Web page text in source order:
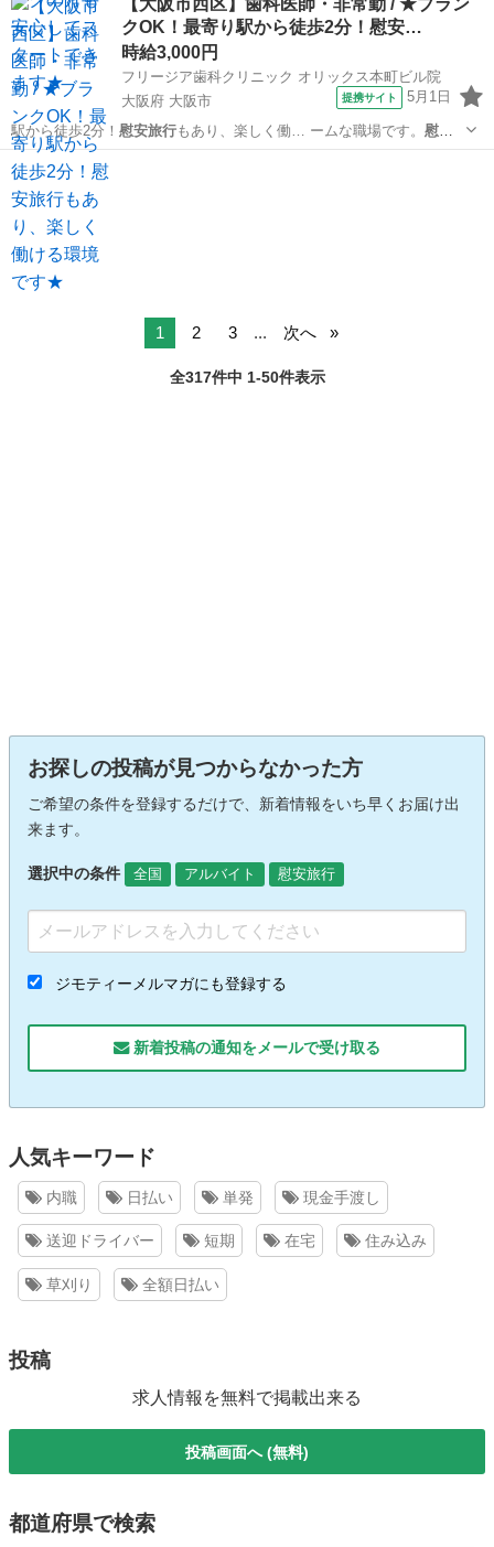
クOK！最寄り駅から徒歩2分！慰安…
時給3,000円
フリージア歯科クリニック オリックス本町ビル院
大阪府 大阪市
提携サイト 5月1日
駅から徒歩2分！ 慰安旅行もあり、楽しく働… ームな職場です。 慰安
旅行もあり、楽しく働…
大阪 大阪市
1 2 3 ... 次へ
全317件中 1-50件表示
お探しの投稿が見つからなかった方
ご希望の条件を登録するだけで、新着情報をいち早くお届け出
来ます。
選択中の条件 全国 アルバイト 慰安旅行
ジモティーメルマガにも登録する
新着投稿の通知をメールで受け取る
人気キーワード
内職 日払い 単発 現金手渡し
送迎ドライバー 短期 在宅 住み込み
草刈り 全額日払い
投稿
求人情報を無料で掲載出来る
投稿画面へ (無料)
都道府県で検索